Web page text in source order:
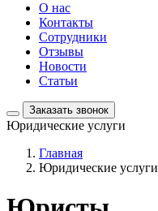
О нас
Контакты
Сотрудники
Отзывы
Новости
Статьи
Заказать звонок
Юридические услуги
Главная
Юридические услуги